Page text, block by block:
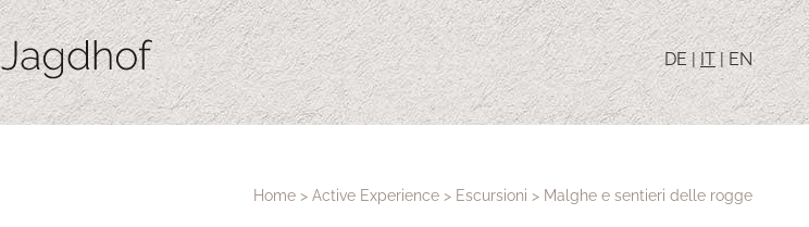
DE|IT| EN
Home > Active Experience > Escursioni > Malghe e sentieri delle rogge